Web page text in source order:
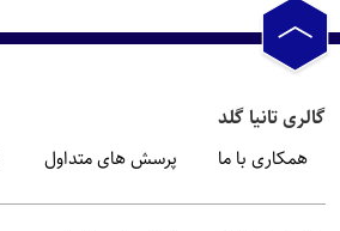
گالری تانیا گلد
همکاری با ما پرسش های متداول